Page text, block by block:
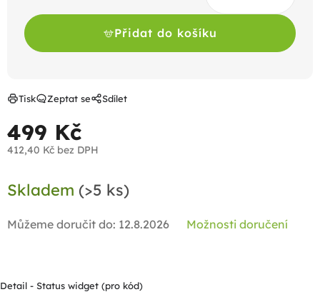
499 Kč
412,40 Kč bez DPH
cena:
Skladem (>5 ks)
Můžeme doručit do: 12.8.2026 Možnosti doručení
Přidat do košíku
Tisk Zeptat se Sdílet
Detail - Status widget (pro kód)